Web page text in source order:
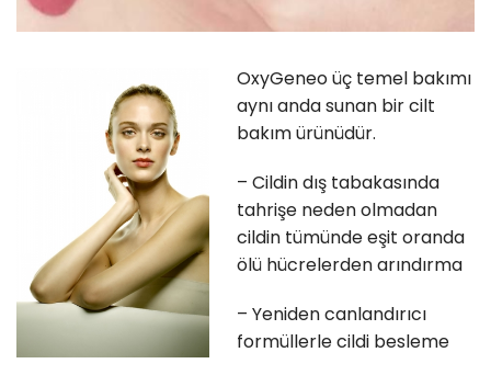
OxyGeneo üç temel bakımı
aynı anda sunan bir cilt
bakım ürünüdür.
– Cildin dış tabakasında
tahrişe neden olmadan
cildin tümünde eşit oranda
ölü hücrelerden arındırma
– Yeniden canlandırıcı
formüllerle cildi besleme